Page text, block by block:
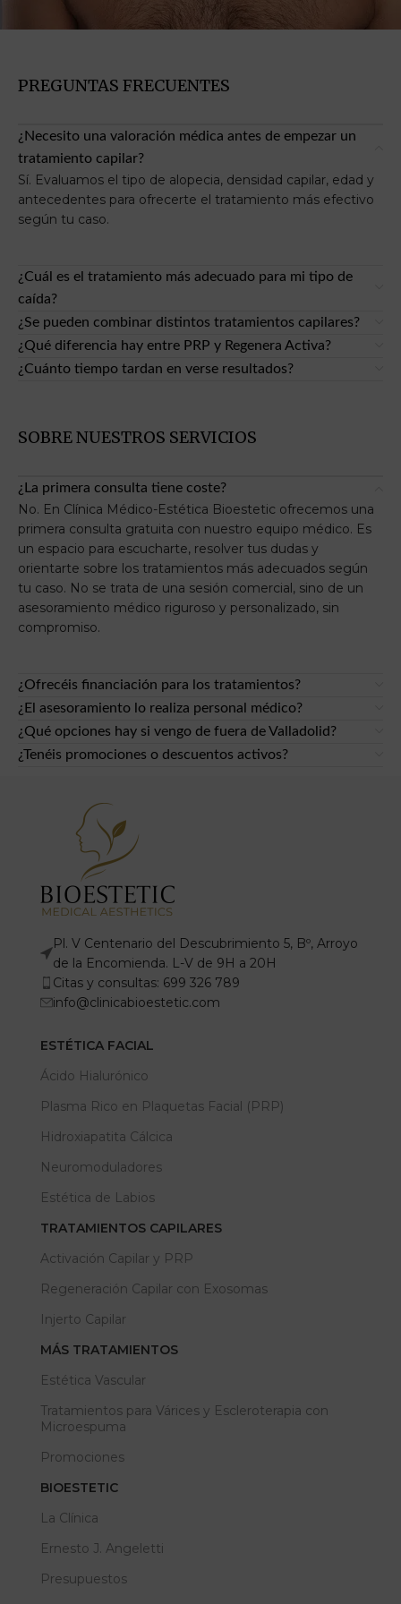
Injertode barba
PREGUNTAS FRECUENTES
¿Necesito una valoración médica antes de empezar un
tratamiento capilar?
Sí. Evaluamos el tipo de alopecia, densidad capilar, edad y
antecedentes para ofrecerte el tratamiento más efectivo
según tu caso.
¿Cuál es el tratamiento más adecuado para mi tipo de
caída?
¿Se pueden combinar distintos tratamientos capilares?
¿Qué diferencia hay entre PRP y Regenera Activa?
¿Cuánto tiempo tardan en verse resultados?
SOBRE NUESTROS SERVICIOS
¿La primera consulta tiene coste?
No. En Clínica Médico-Estética Bioestetic ofrecemos una
primera consulta gratuita con nuestro equipo médico. Es
un espacio para escucharte, resolver tus dudas y
orientarte sobre los tratamientos más adecuados según
tu caso. No se trata de una sesión comercial, sino de un
asesoramiento médico riguroso y personalizado, sin
compromiso.
¿Ofrecéis financiación para los tratamientos?
¿El asesoramiento lo realiza personal médico?
¿Qué opciones hay si vengo de fuera de Valladolid?
¿Tenéis promociones o descuentos activos?
Pl. V Centenario del Descubrimiento 5, Bº, Arroyo
de la Encomienda. L-V de 9H a 20H
Citas y consultas: 699 326 789
info@clinicabioestetic.com
ESTÉTICA FACIAL
Ácido Hialurónico
Plasma Rico en Plaquetas Facial (PRP)
Hidroxiapatita Cálcica
Neuromoduladores
Estética de Labios
TRATAMIENTOS CAPILARES
Activación Capilar y PRP
Regeneración Capilar con Exosomas
Injerto Capilar
MÁS TRATAMIENTOS
Estética Vascular
Tratamientos para Várices y Escleroterapia con
Microespuma
Promociones
BIOESTETIC
La Clínica
Ernesto J. Angeletti
Presupuestos